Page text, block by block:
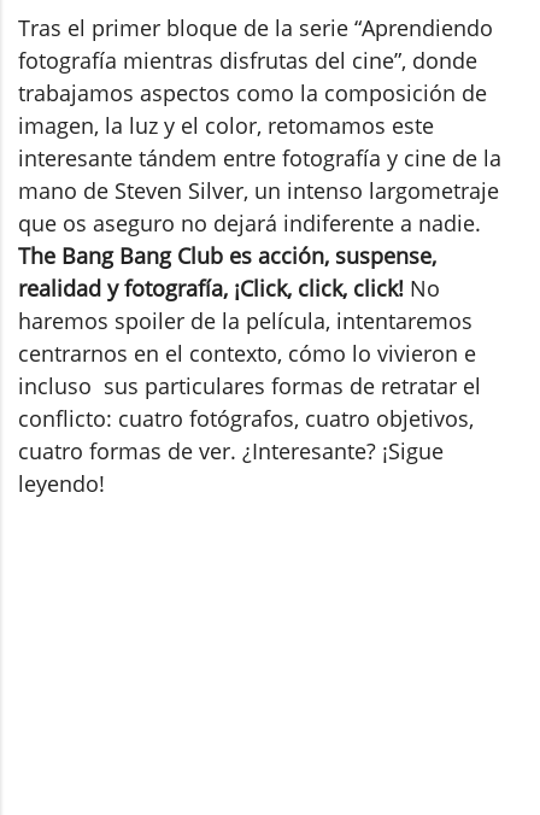
Tras el primer bloque de la serie “Aprendiendo
fotografía mientras disfrutas del cine”, donde
trabajamos aspectos como la composición de
imagen, la luz y el color, retomamos este
interesante tándem entre fotografía y cine de la
mano de Steven Silver, un intenso largometraje
que os aseguro no dejará indiferente a nadie.
The Bang Bang Club es acción, suspense,
realidad y fotografía, ¡Click, click, click! No
haremos spoiler de la película, intentaremos
centrarnos en el contexto, cómo lo vivieron e
incluso sus particulares formas de retratar el
conflicto: cuatro fotógrafos, cuatro objetivos,
cuatro formas de ver. ¿Interesante? ¡Sigue
leyendo!